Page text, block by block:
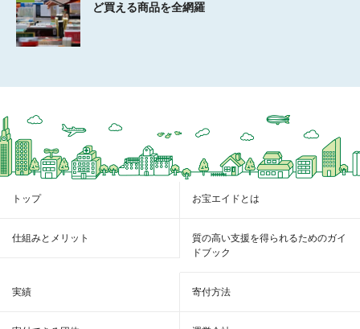
ど買える商品を全網羅
トップ お宝エイドとは
仕組みとメリット
質の高い支援を得られるためのガイ
ドブック
実績 寄付方法